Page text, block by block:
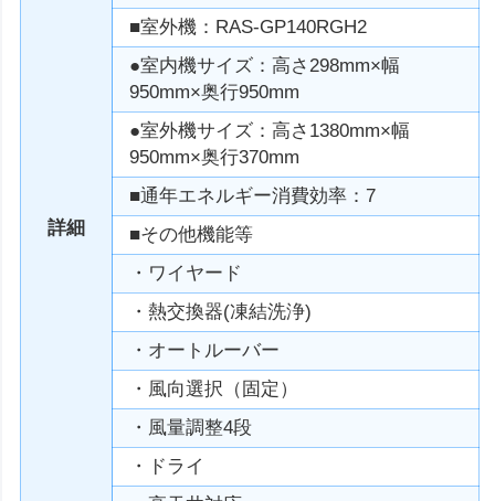
詳細
■室外機：RAS-GP140RGH2
●室内機サイズ：高さ298mm×幅
950mm×奥行950mm
●室外機サイズ：高さ1380mm×幅
950mm×奥行370mm
■通年エネルギー消費効率：7
■その他機能等
・ワイヤード
・熱交換器(凍結洗浄)
・オートルーバー
・風向選択（固定）
・風量調整4段
・ドライ